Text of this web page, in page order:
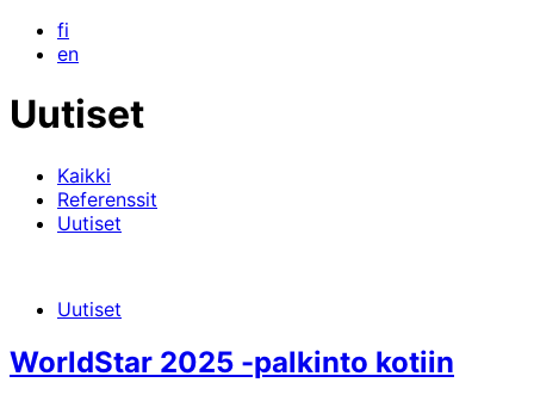
fi
en
Uutiset
Kaikki
Referenssit
Uutiset
Uutiset
WorldStar 2025 -palkinto kotiin